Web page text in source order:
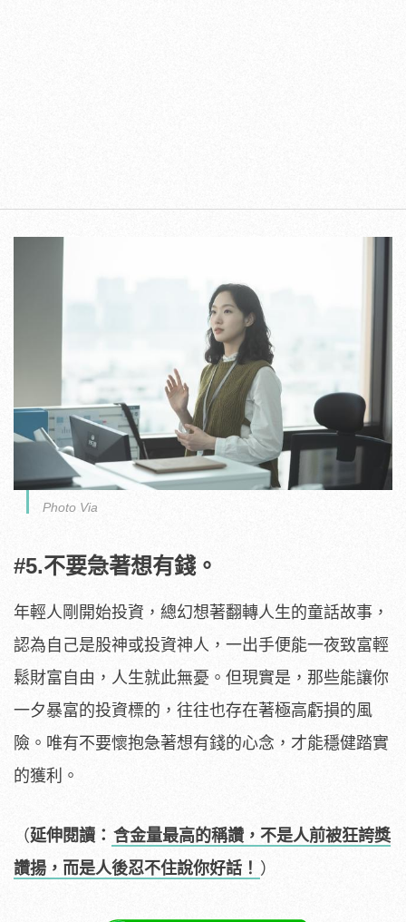
Photo Via
#5.不要急著想有錢。
年輕人剛開始投資，總幻想著翻轉人生的童話故事，
認為自己是股神或投資神人，一出手便能一夜致富輕
鬆財富自由，人生就此無憂。但現實是，那些能讓你
一夕暴富的投資標的，往往也存在著極高虧損的風
險。唯有不要懷抱急著想有錢的心念，才能穩健踏實
的獲利。
（延伸閱讀： 含金量最高的稱讚，不是人前被狂誇獎
讚揚，而是人後忍不住說你好話！ ）